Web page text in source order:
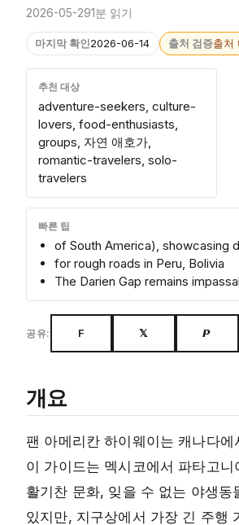
2026-05-291분 읽기
마지막 확인2026-06-14 출처 검증출처
추천 대상
adventure-seekers, culture-
lovers, food-enthusiasts,
groups, 자연 애호가,
romantic-travelers, solo-
travelers
빠른 팁
of South America), showcasing
for rough roads in Peru, Bolivia
The Darien Gap remains
공유: F 𝕏 𝙋
개요
팬 아메리칸 하이웨이는 캐나다
이 가이드는 멕시코에서 파타고
활기찬 문화, 잊을 수 없는 야생
있지만, 지구상에서 가장 긴 주행